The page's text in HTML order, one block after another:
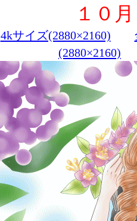
１０
4kサイズ(2880×2160)
(2880×2160)